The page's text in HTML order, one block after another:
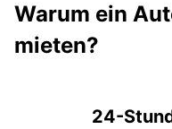
Warum ein
mieten?
24-